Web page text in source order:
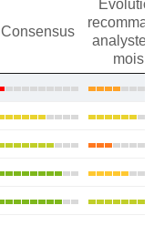
Consensus
mois